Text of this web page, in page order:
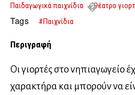
Παιδαγωγικά παιχνίδια Θέατρο
ΝΗΠΙΑΓΩΓΕΙΟ
Tags #Παιχνίδια
Περιγραφή
Οι γιορτές στο νηπιαγωγείο
χαρακτήρα και μπορούν να